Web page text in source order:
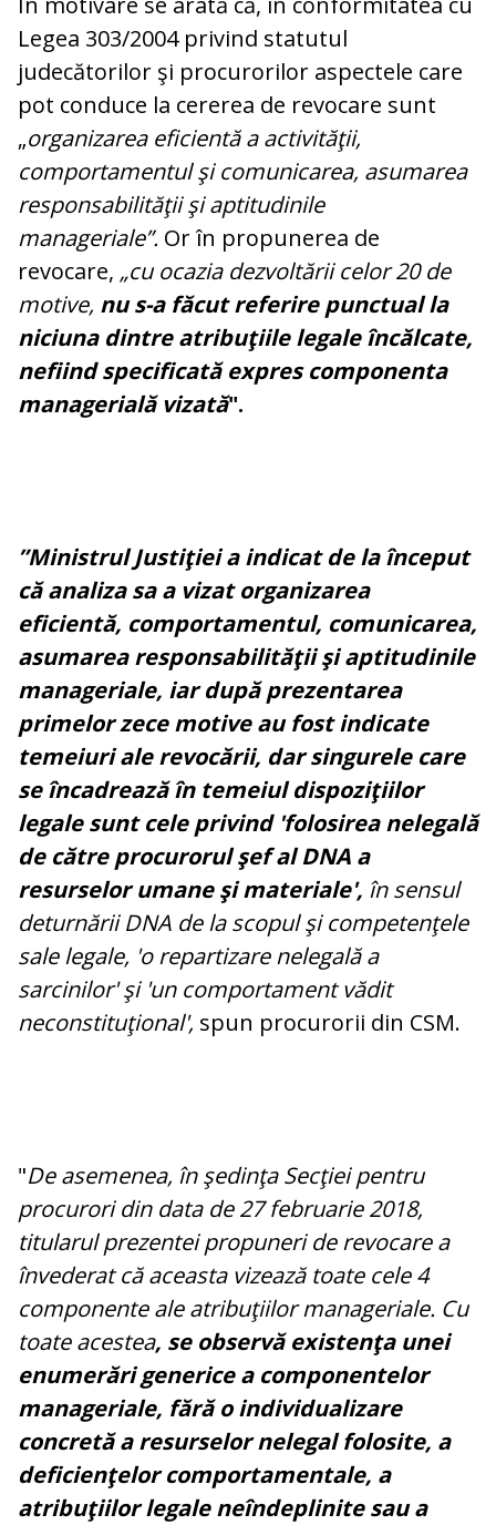
Legea 303/2004 privind statutul
judecătorilor şi procurorilor aspectele care
pot conduce la cererea de revocare sunt
„organizarea eficientă a activităţii,
comportamentul şi comunicarea, asumarea
responsabilităţii şi aptitudinile
manageriale”. Or în propunerea de
revocare, „cu ocazia dezvoltării celor 20 de
motive, nu s-a făcut referire punctual la
niciuna dintre atribuţiile legale încălcate,
nefiind specificată expres componenta
managerială vizată".
”Ministrul Justiţiei a indicat de la început
că analiza sa a vizat organizarea
eficientă, comportamentul, comunicarea,
asumarea responsabilităţii şi aptitudinile
manageriale, iar după prezentarea
primelor zece motive au fost indicate
temeiuri ale revocării, dar singurele care
se încadrează în temeiul dispoziţiilor
legale sunt cele privind 'folosirea nelegală
de către procurorul şef al DNA a
resurselor umane şi materiale', în sensul
deturnării DNA de la scopul şi competenţele
sale legale, 'o repartizare nelegală a
sarcinilor' şi 'un comportament vădit
neconstituţional', spun procurorii din CSM.
"De asemenea, în şedinţa Secţiei pentru
procurori din data de 27 februarie 2018,
titularul prezentei propuneri de revocare a
învederat că aceasta vizează toate cele 4
componente ale atribuţiilor manageriale. Cu
toate acestea, se observă existenţa unei
enumerări generice a componentelor
manageriale, fără o individualizare
concretă a resurselor nelegal folosite, a
deficienţelor comportamentale, a
atribuţiilor legale neîndeplinite sau a